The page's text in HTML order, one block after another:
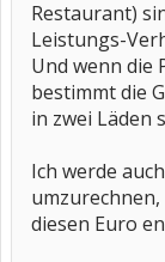
Restaurant)
Leistungs-
Und wenn die
bestimmt die
in zwei Läden
Ich werde
diesen Euro